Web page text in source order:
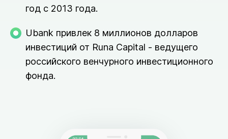
год с 2013 года.
Ubank привлек 8 миллионов долларов
инвестиций от Runa Capital - ведущего
российского венчурного инвестиционного
фонда.